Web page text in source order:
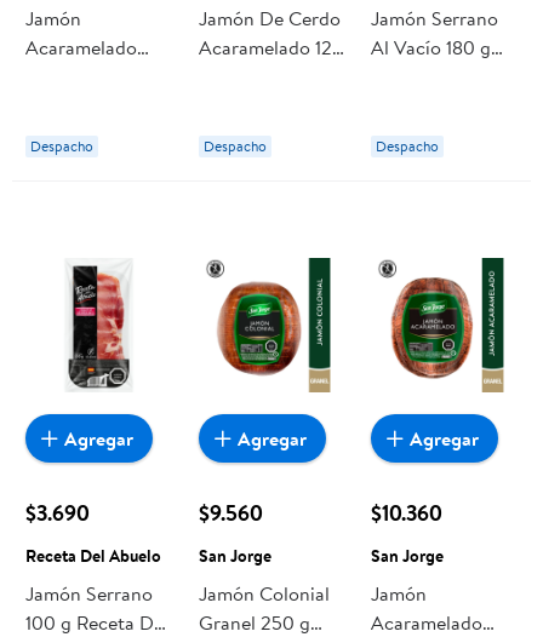
Jamón
Acaramelado
Despacho
Jamón De Cerdo
Acaramelado 125
Despacho
Jamón Serrano
Al Vacío 180 g
Despacho
$3.690
Receta Del Abuelo
Jamón Serrano
100 g Receta Del
Agregar
$9.560
San Jorge
Jamón Colonial
Granel 250 g
Agregar
$10.360
San Jorge
Jamón
Acaramelado
Agregar